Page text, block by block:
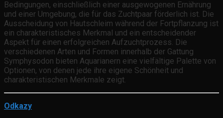
Bedingungen, einschließlich einer ausgewogenen Ernährung
und einer Umgebung, die für das Zuchtpaar förderlich ist. Die
Ausscheidung von Hautschleim während der Fortpflanzung ist
ein charakteristisches Merkmal und ein entscheidender
Aspekt für einen erfolgreichen Aufzuchtprozess. Die
verschiedenen Arten und Formen innerhalb der Gattung
Symphysodon bieten Aquarianern eine vielfältige Palette von
Optionen, von denen jede ihre eigene Schönheit und
charakteristischen Merkmale zeigt.
Odkazy